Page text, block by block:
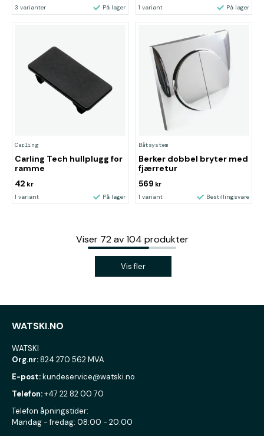
3 varianter På lager 1 variant På lager
Carling
Carling Tech hullplugg for
ramme
42 kr
1 variant På lager
Båtsystem
Berker dobbel bryter med
fjærretur
569 kr
1 variant Bestillingsvare
Viser 72 av 104 produkter
Vis fler
WATSKI.NO
WATSKI
Org.nr:824 270 562 MVA
E-post:kundeservice@watski.no
Telefon:+47 22 82 00 70
Telefon åpningstider:
Mandag - fredag: 08:00 - 20:00